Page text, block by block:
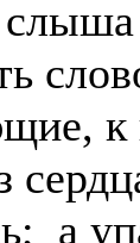
к
а